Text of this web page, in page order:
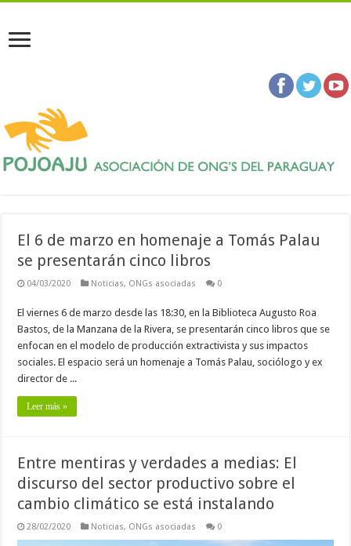
El 6 de marzo en homenaje a Tomás Palau
se presentarán cinco libros
04/03/2020 Noticias, ONGs asociadas 0
El viernes 6 de marzo desde las 18:30, en la Biblioteca Augusto Roa
Bastos, de la Manzana de la Rivera, se presentarán cinco libros que se
enfocan en el modelo de producción extractivista y sus impactos
sociales. El espacio será un homenaje a Tomás Palau, sociólogo y ex
director de ...
Leer más »
Entre mentiras y verdades a medias: El
discurso del sector productivo sobre el
cambio climático se está instalando
28/02/2020 Noticias, ONGs asociadas 0